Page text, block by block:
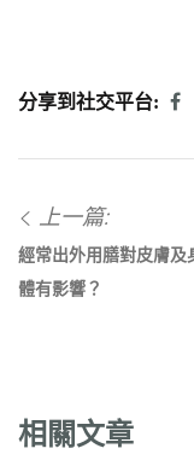
分享到社交平台:
上一篇:
經常出外用膳對皮膚及
體有影響？
相關文章